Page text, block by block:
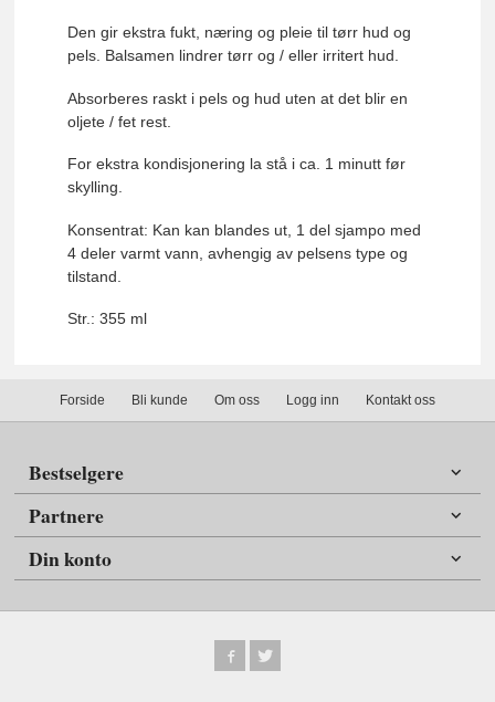
Den gir ekstra fukt, næring og pleie til tørr hud og
pels. Balsamen lindrer tørr og / eller irritert hud.
Absorberes raskt i pels og hud uten at det blir en
oljete / fet rest.
For ekstra kondisjonering la stå i ca. 1 minutt før
skylling.
Konsentrat: Kan kan blandes ut, 1 del sjampo med
4 deler varmt vann, avhengig av pelsens type og
tilstand.
Str.: 355 ml
Forside Bli kunde Om oss Logg inn Kontakt oss
Bestselgere
Partnere
Din konto